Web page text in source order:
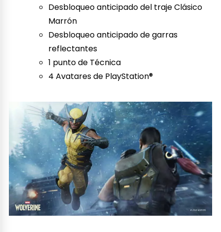
Desbloqueo anticipado del traje Clásico
Marrón
Desbloqueo anticipado de garras
reflectantes
1 punto de Técnica
4 Avatares de PlayStation®